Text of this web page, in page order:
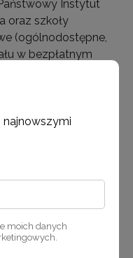
Instytut
oraz szkoły
(ogólnodostępne,
w bezpłatnym
środowisk uczenia
najnowszymi
moich danych